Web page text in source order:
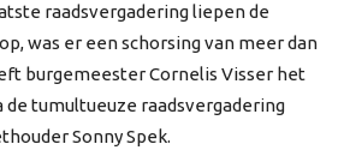
raadsvergadering liepen de
was er een schorsing van meer dan
burgemeester Cornelis Visser het
tumultueuze raadsvergadering
Sonny Spek.